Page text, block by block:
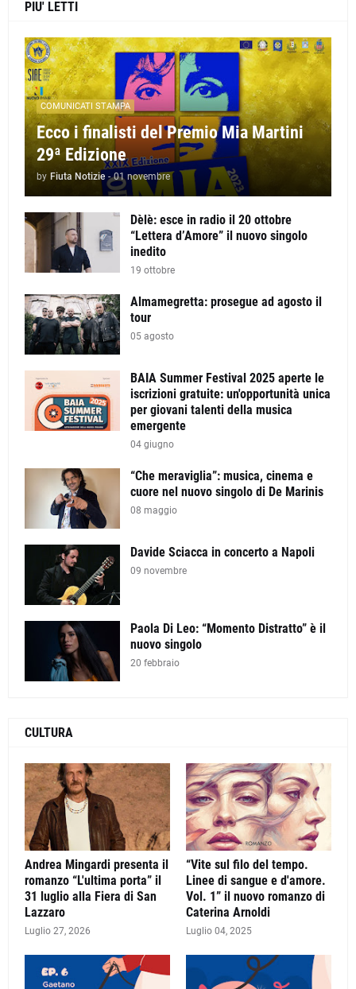
PIU' LETTI
COMUNICATI STAMPA
Ecco i finalisti del Premio Mia Martini
29ª Edizione
by Fiuta Notizie - 01 novembre
Dèlè: esce in radio il 20 ottobre
“Lettera d’Amore” il nuovo singolo
inedito
19 ottobre
Almamegretta: prosegue ad agosto il
tour
05 agosto
BAIA Summer Festival 2025 aperte le
iscrizioni gratuite: un'opportunità unica
per giovani talenti della musica
emergente
04 giugno
“Che meraviglia”: musica, cinema e
cuore nel nuovo singolo di De Marinis
08 maggio
Davide Sciacca in concerto a Napoli
09 novembre
Paola Di Leo: “Momento Distratto” è il
nuovo singolo
20 febbraio
CULTURA
Andrea Mingardi presenta il
romanzo “L'ultima porta” il
31 luglio alla Fiera di San
Lazzaro
Luglio 27, 2026
“Vite sul filo del tempo.
Linee di sangue e d'amore.
Vol. 1” il nuovo romanzo di
Caterina Arnoldi
Luglio 04, 2025